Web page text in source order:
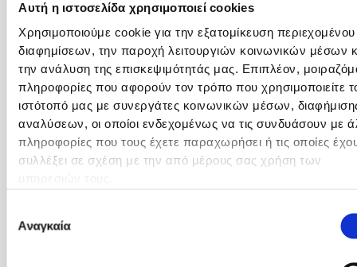
Αυτή η ιστοσελίδα χρησιμοποιεί cookies
Χρησιμοποιούμε cookie για την εξατομίκευση περιεχομένου
διαφημίσεων, την παροχή λειτουργιών κοινωνικών μέσων
την ανάλυση της επισκεψιμότητάς μας. Επιπλέον,
πληροφορίες που αφορούν τον τρόπο που χρησιμοποιείτε
ιστότοπό μας με συνεργάτες κοινωνικών μέσων,
αναλύσεων, οι οποίοι ενδεχομένως να τις συνδυάσουν με
πληροφορίες που τους έχετε παραχωρήσει ή τις οποίες
συλλέξει σε σχέση με την από μέρους σας χρήση των
συγκατάθεσης
Αναγκαία
& σε γηροκομείο-κέντρο
αποκατάστασης της
Νορβηγίας (Åkershus).
2017: Γενικός-Οικογενειακός
Ιατρός σε κέντρα υγείας της
Σουηδίας (Västra Götaland,
Västmanland, Sörmland).